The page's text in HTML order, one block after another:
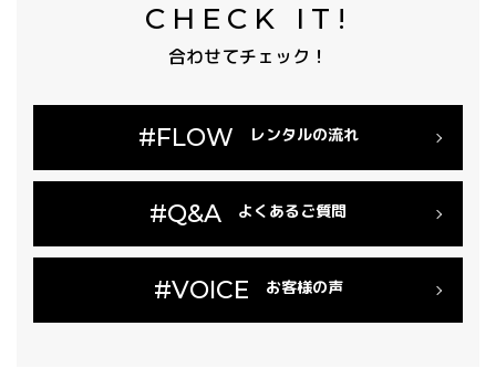
CHECK IT!
合わせてチェック！
#FLOW レンタルの流れ
#Q&A よくあるご質問
#VOICE お客様の声